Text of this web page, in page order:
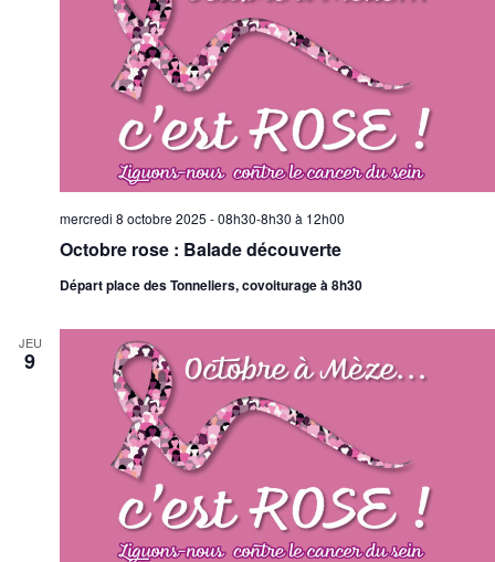
Octobre rose : Balade découverte
mercredi 8 octobre 2025 - 08h30-8h30 à 12h00
Départ place des Tonneliers, covoiturage à 8h30
JEU
9